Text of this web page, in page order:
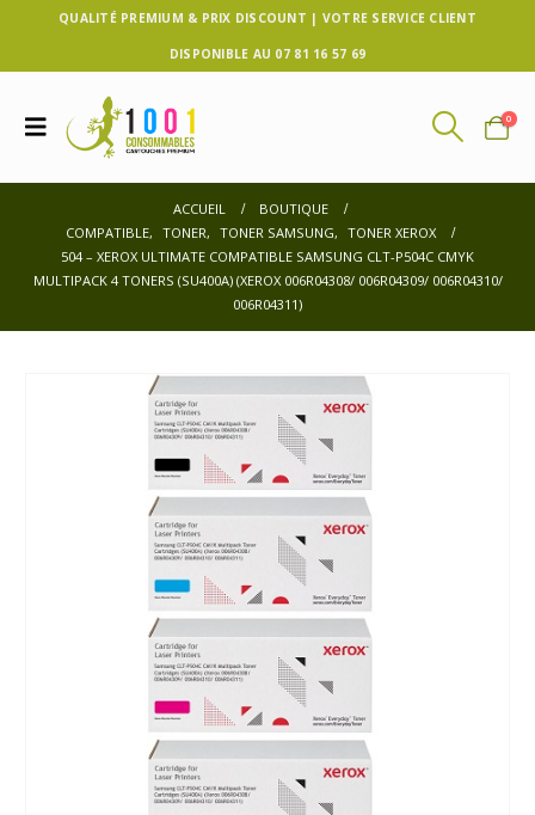
QUALITÉ PREMIUM & PRIX DISCOUNT | VOTRE SERVICE CLIENT
DISPONIBLE AU 07 81 16 57 69
0
ACCUEIL
BOUTIQUE
COMPATIBLE, TONER, TONER SAMSUNG, TONER XEROX
504 – XEROX ULTIMATE COMPATIBLE SAMSUNG CLT-P504C CMYK
MULTIPACK 4 TONERS (SU400A) (XEROX 006R04308/ 006R04309/ 006R04310/
006R04311)